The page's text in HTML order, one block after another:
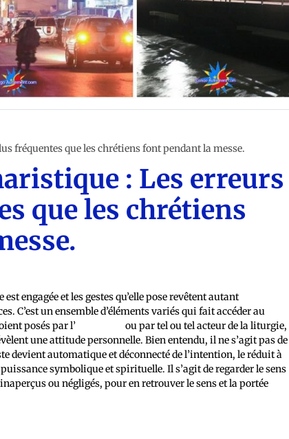
fréquentes que les chrétiens font pendant la messe.
: Les erreurs
que les chrétiens
engagée et les gestes qu’elle pose revêtent autant
C’est un ensemble d’éléments variés qui fait accéder au
posés par l’
ou par tel ou tel acteur de la liturgie,
une attitude personnelle. Bien entendu, il ne s’agit pas de
devient automatique et déconnecté de l’intention, le réduit à
symbolique et spirituelle. Il s’agit de regarder le sens
ou négligés, pour en retrouver le sens et la portée